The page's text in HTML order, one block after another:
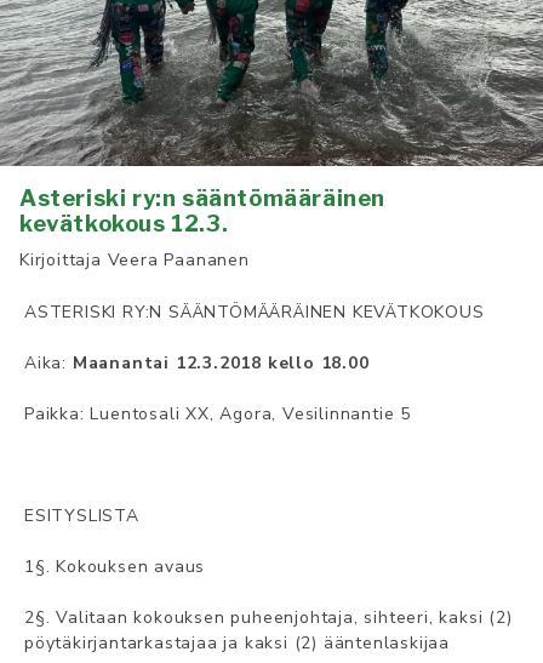
Asteriski ry:n sääntömääräinen
kevätkokous 12.3.
Kirjoittaja Veera Paananen
ASTERISKI RY:N SÄÄNTÖMÄÄRÄINEN KEVÄTKOKOUS
Aika: Maanantai 12.3.2018 kello 18.00
Paikka: Luentosali XX, Agora, Vesilinnantie 5
ESITYSLISTA
1§. Kokouksen avaus
2§. Valitaan kokouksen puheenjohtaja, sihteeri, kaksi (2)
pöytäkirjantarkastajaa ja kaksi (2) ääntenlaskijaa